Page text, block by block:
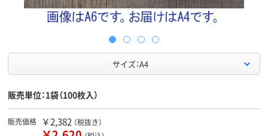
サイズ：A4
販売単位：1袋（100枚入）
販売価格 ￥2,382 （税抜き）